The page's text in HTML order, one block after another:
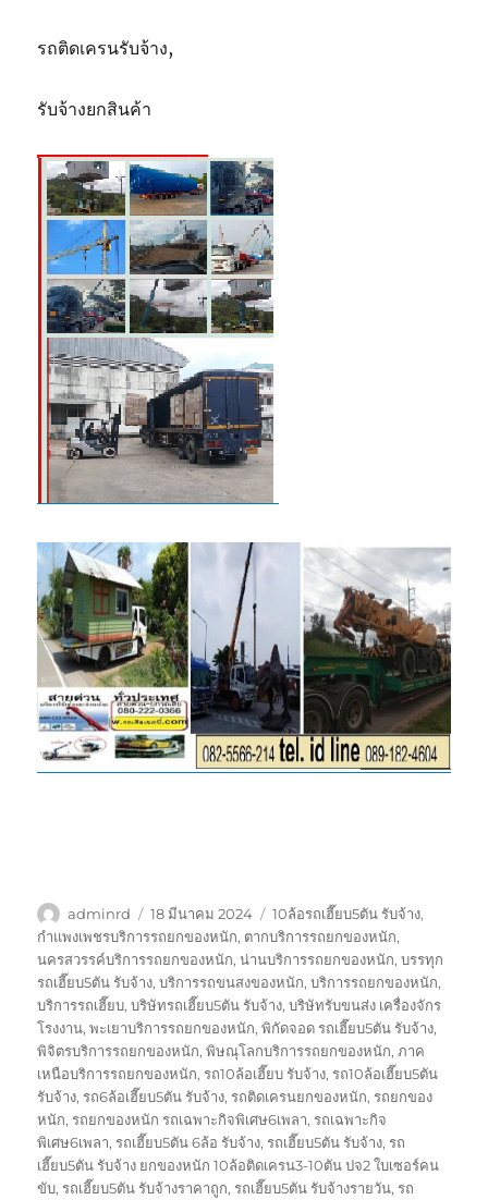
รถติดเครนรับจ้าง,
รับจ้างยกสินค้า
ผู้
เขียน
adminrd
เขียน
เมื่อ
18 มีนาคม 2024
ป้าย
กำกับ
10ล้อรถเฮี๊ยบ5ตัน รับจ้าง,
กำแพงเพชรบริการรถยกของหนัก, ตากบริการรถยกของหนัก,
นครสวรรค์บริการรถยกของหนัก,น่านบริการรถยกของหนัก,บรรทุก
รถเฮี๊ยบ5ตัน รับจ้าง,บริการรถขนสงของหนัก,บริการรถยกของหนัก,
บริการรถเฮี๊ยบ,บริษัทรถเฮี๊ยบ5ตัน รับจ้าง,บริษัทรับขนส่ง เครื่องจักร
โรงงาน,พะเยาบริการรถยกของหนัก,พิกัดจอด รถเฮี๊ยบ5ตัน รับจ้าง,
พิจิตรบริการรถยกของหนัก,พิษณุโลกบริการรถยกของหนัก,ภาค
เหนือบริการรถยกของหนัก,รถ10ล้อเฮี๊ยบ รับจ้าง,รถ10ล้อเฮี๊ยบ5ตัน
รับจ้าง,รถ6ล้อเฮี๊ยบ5ตัน รับจ้าง,รถติดเครนยกของหนัก,รถยกของ
หนัก,รถยกของหนัก รถเฉพาะกิจพิเศษ6เพลา,รถเฉพาะกิจ
พิเศษ6เพลา,รถเฮี๊ยบ5ตัน 6ล้อ รับจ้าง,รถเฮี๊ยบ5ตัน รับจ้าง,รถ
เฮี๊ยบ5ตัน รับจ้าง ยกของหนัก 10ล้อติดเครน3-10ตัน ปจ2 ใบเซอร์คน
ขับ,รถเฮี๊ยบ5ตัน รับจ้างราคาถูก,รถเฮี๊ยบ5ตัน รับจ้างรายวัน,รถ